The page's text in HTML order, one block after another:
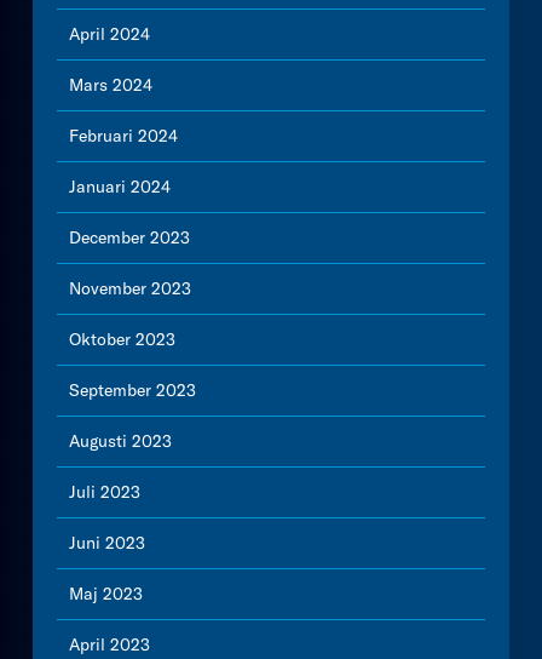
April 2024
Mars 2024
Februari 2024
Januari 2024
December 2023
November 2023
Oktober 2023
September 2023
Augusti 2023
Juli 2023
Juni 2023
Maj 2023
April 2023